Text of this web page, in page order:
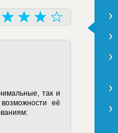
так и
её